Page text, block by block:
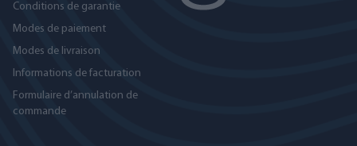
Conditions de garantie
Modes de paiement
Modes de livraison
Informations de facturation
Formulaire d’annulation de
commande